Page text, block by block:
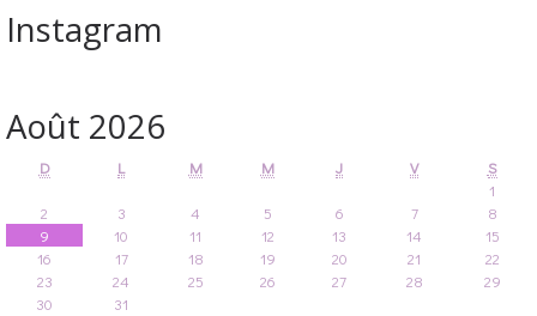
Instagram
Août 2026
D L M M J V
S
1
2
3 4 5 6 7
8
9
10 11 12 13 14
15
16
17 18 19 20 21
22
23
24 25 26 27 28
29
30
31